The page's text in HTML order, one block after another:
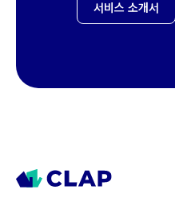
서비스 소개서